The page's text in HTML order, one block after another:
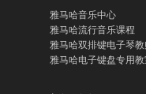
雅马哈音乐中心
雅马哈流行音乐课程
雅马哈双排键电子琴
雅马哈电子键盘专用